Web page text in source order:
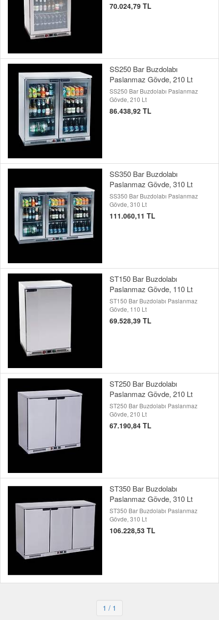
70.024,79 TL
SS250 Bar Buzdolabı
Paslanmaz Gövde, 210 Lt
SS250 Bar Buzdolabı Paslanmaz
Gövde, 210 Lt
86.438,92 TL
SS350 Bar Buzdolabı
Paslanmaz Gövde, 310 Lt
SS350 Bar Buzdolabı Paslanmaz
Gövde, 310 Lt
111.060,11 TL
ST150 Bar Buzdolabı
Paslanmaz Gövde, 110 Lt
ST150 Bar Buzdolabı Paslanmaz
Gövde, 110 Lt
69.528,39 TL
ST250 Bar Buzdolabı
Paslanmaz Gövde, 210 Lt
ST250 Bar Buzdolabı Paslanmaz
Gövde, 210 Lt
67.190,84 TL
ST350 Bar Buzdolabı
Paslanmaz Gövde, 310 Lt
ST350 Bar Buzdolabı Paslanmaz
Gövde, 310 Lt
106.228,53 TL
1 / 1